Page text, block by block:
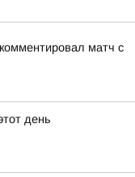
матч с
день